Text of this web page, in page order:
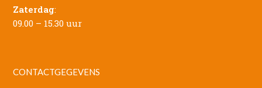
Zaterdag:
09.00 – 15.30 uur
CONTACTGEGEVENS